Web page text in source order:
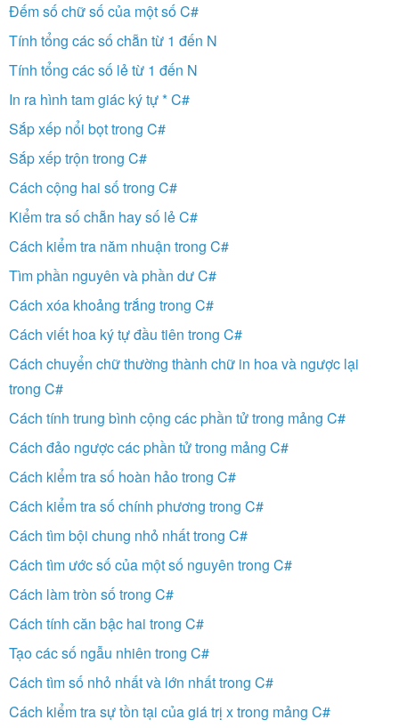
Đếm số chữ số của một số C#
Tính tổng các số chẵn từ 1 đến N
Tính tổng các số lẻ từ 1 đến N
In ra hình tam giác ký tự * C#
Sắp xếp nổi bọt trong C#
Sắp xếp trộn trong C#
Cách cộng hai số trong C#
Kiểm tra số chẵn hay số lẻ C#
Cách kiểm tra năm nhuận trong C#
Tìm phần nguyên và phần dư C#
Cách xóa khoảng trắng trong C#
Cách viết hoa ký tự đầu tiên trong C#
Cách chuyển chữ thường thành chữ in hoa và ngược lại
trong C#
Cách tính trung bình cộng các phần tử trong mảng C#
Cách đảo ngược các phần tử trong mảng C#
Cách kiểm tra số hoàn hảo trong C#
Cách kiểm tra số chính phương trong C#
Cách tìm bội chung nhỏ nhất trong C#
Cách tìm ước số của một số nguyên trong C#
Cách làm tròn số trong C#
Cách tính căn bậc hai trong C#
Tạo các số ngẫu nhiên trong C#
Cách tìm số nhỏ nhất và lớn nhất trong C#
Cách kiểm tra sự tồn tại của giá trị x trong mảng C#